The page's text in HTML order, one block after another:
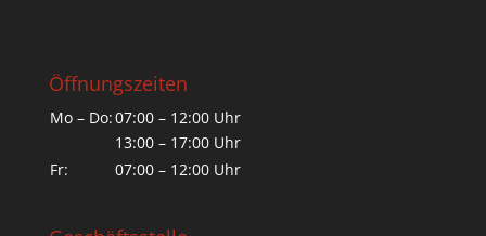
Öffnungszeiten
Mo – Do:07:00 – 12:00 Uhr
13:00 – 17:00 Uhr
Fr:
07:00 – 12:00 Uhr